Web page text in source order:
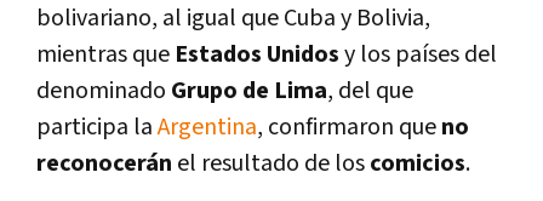
bolivariano, al igual que Cuba y Bolivia,
mientras que Estados Unidosy los paí­ses del
denominado Grupo de Lima, del que
participa laArgentina, confirmaron queno
reconocerán el resultado de loscomicios.